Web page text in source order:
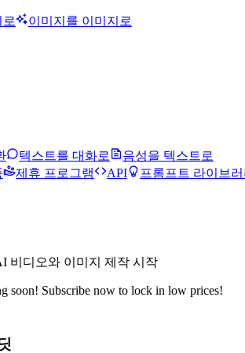
이미지를 이미지로
텍스트를 대화로
음성을 텍스트로
제휴 프로그램 API
프롬프트 라이브
비디오와 이미지 제작 시작
soon! Subscribe now to lock in low prices!